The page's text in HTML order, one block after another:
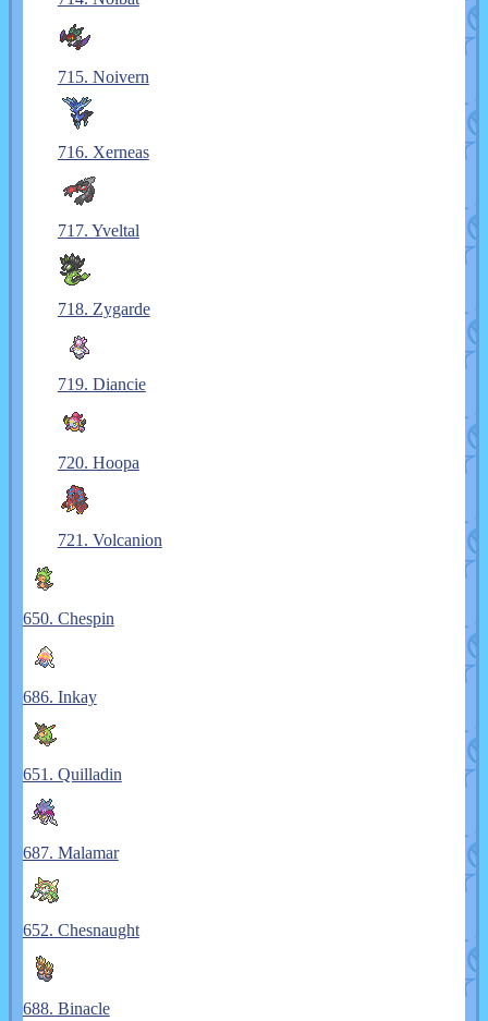
715. Noivern
716. Xerneas
717. Yveltal
718. Zygarde
719. Diancie
720. Hoopa
721. Volcanion
650. Chespin
686. Inkay
651. Quilladin
687. Malamar
652. Chesnaught
688. Binacle